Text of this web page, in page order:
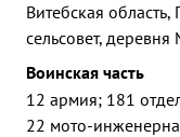
Витебская
сельсовет, деревня
Воинская часть
12 армия; 181
22 мото-